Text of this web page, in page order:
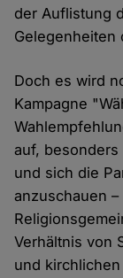
der Auflistung
Gelegenheiten
Doch es wird
Kampagne
auf,
und sich die
anzuschauen
Verhältnis von
und